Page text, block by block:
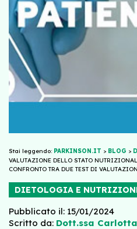
Stai leggendo: PARKINSON.IT > BLOG >
VALUTAZIONE DELLO STATO
CONFRONTO TRA DUE TEST DI
DIETOLOGIA E
Pubblicato il: 15/01/2024
Scritto da: Dott.ssa